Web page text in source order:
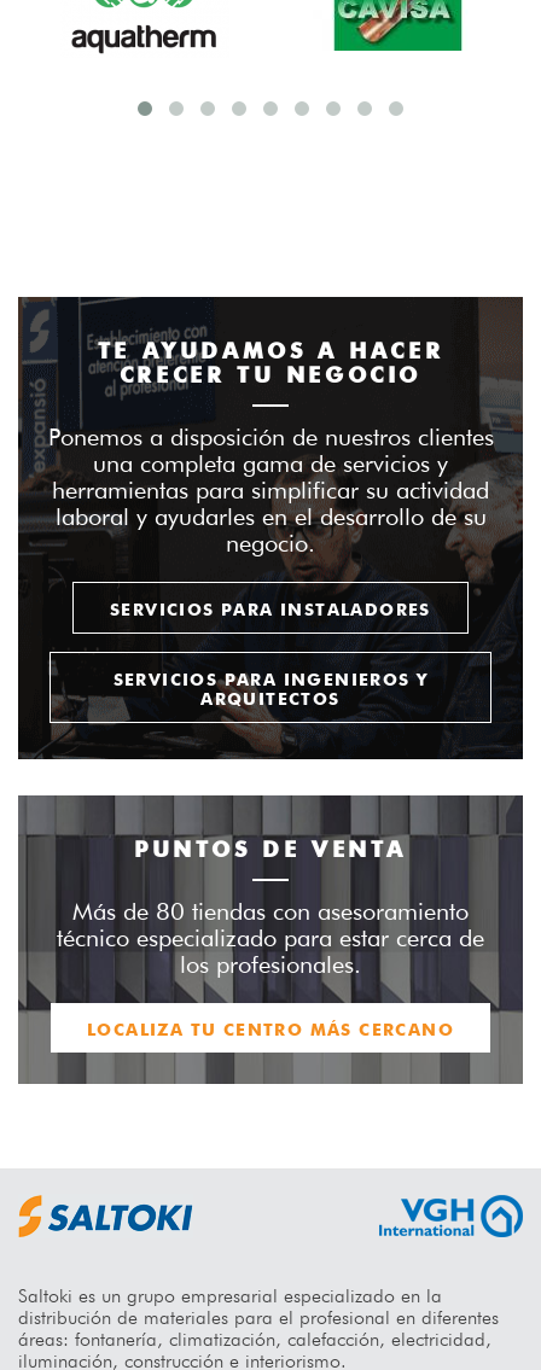
TE AYUDAMOS A HACER
CRECER TU NEGOCIO
Ponemos a disposición de nuestros clientes
una completa gama de servicios y
herramientas para simplificar su actividad
laboral y ayudarles en el desarrollo de su
negocio.
SERVICIOS PARA INSTALADORES
SERVICIOS PARA INGENIEROS Y
ARQUITECTOS
PUNTOS DE VENTA
Más de 80 tiendas con asesoramiento
técnico especializado para estar cerca de
los profesionales.
LOCALIZA TU CENTRO MÁS CERCANO
Saltoki es un grupo empresarial especializado en la
distribución de materiales para el profesional en diferentes
áreas: fontanería, climatización, calefacción, electricidad,
iluminación, construcción e interiorismo.